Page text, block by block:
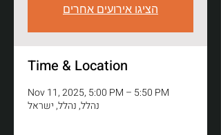
הציגו אירועים אחרים
Time & Location
Nov 11, 2025, 5:00 PM – 5:50 PM
נהלל, נהלל, ישראל